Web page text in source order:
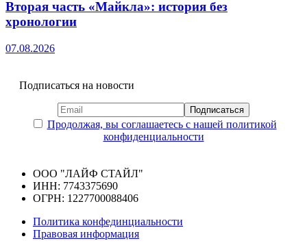
Вторая часть «Майкла»: история без
хронологии
07.08.2026
Подписаться на новости
Продолжая, вы соглашаетесь с нашей политикой
конфиденциальности
ООО "ЛАЙФ СТАЙЛ"
ИНН: 7743375690
ОГРН: 1227700088406
Политика конфединциальности
Правовая информация